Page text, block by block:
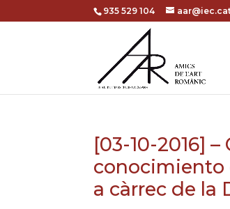
935 529 104
[03-10-2016]
conocimiento
a càrrec de la